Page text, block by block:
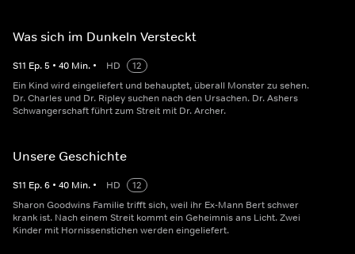
Was sich im Dunkeln Versteckt
S11 Ep.5 • 40 Min. • HD
12
Ein Kind wird eingeliefert und behauptet, überall Monster zu sehen.
Dr. Charles und Dr. Ripley suchen nach den Ursachen. Dr. Ashers
Schwangerschaft führt zum Streit mit Dr. Archer.
Unsere Geschichte
S11 Ep.6 • 40 Min. • HD
12
Sharon Goodwins Familie trifft sich, weil ihr Ex-Mann Bert schwer
krank ist. Nach einem Streit kommt ein Geheimnis ans Licht. Zwei
Kinder mit Hornissenstichen werden eingeliefert.